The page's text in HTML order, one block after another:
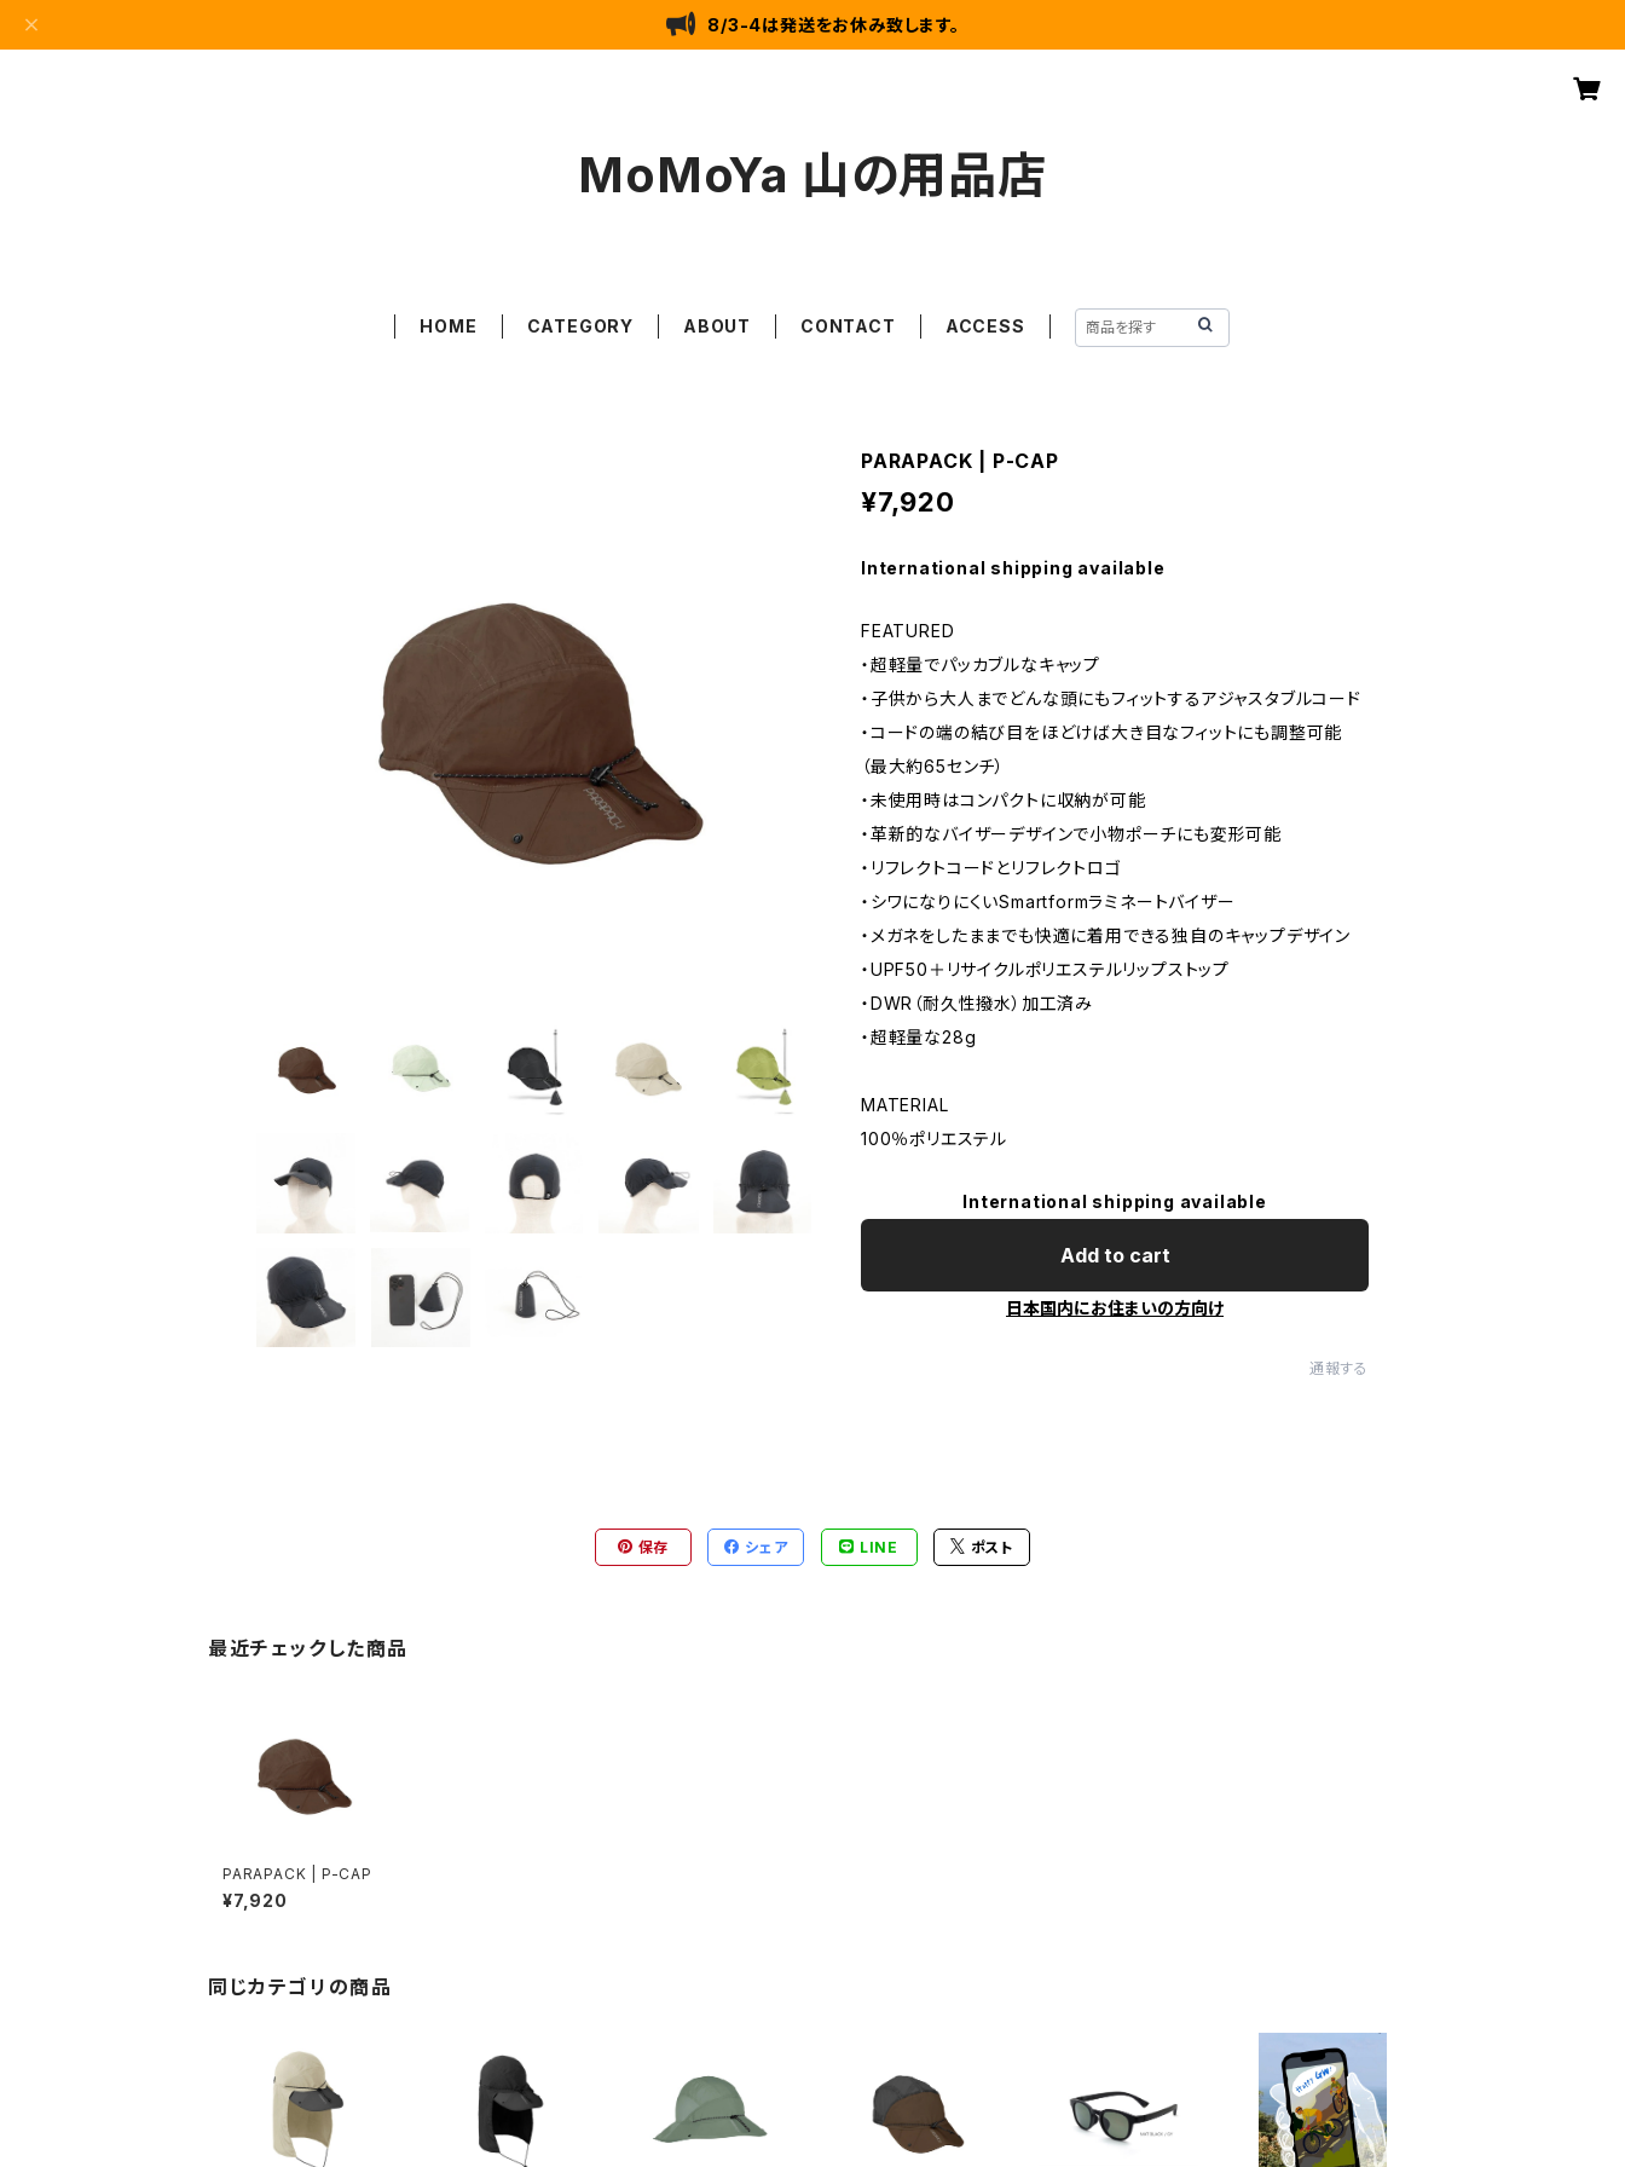
8/3-4は発送をお休み致します。
MoMoYa 山の用品店
HOME CATEGORY ABOUT CONTACT ACCESS
PARAPACK | P-CAP
¥7,920
International shipping available
FEATURED
・超軽量でパッカブルなキャップ
・子供から大人までどんな頭にもフィットするアジャスタブルコード
・コードの端の結び目をほどけば大き目なフィットにも調整可能
（最大約65センチ）
・未使用時はコンパクトに収納が可能
・革新的なバイザーデザインで小物ポーチにも変形可能
・リフレクトコードとリフレクトロゴ
・シワになりにくいSmartformラミネートバイザー
・メガネをしたままでも快適に着用できる独自のキャップデザイン
・UPF50＋リサイクルポリエステルリップストップ
・DWR（耐久性撥水）加工済み
・超軽量な28g
MATERIAL
100％ポリエステル
International shipping available
Add to cart
日本国内にお住まいの方向け
通報する
保存 シェア LINE ポスト
最近チェックした商品
PARAPACK | P-CAP
¥7,920
同じカテゴリの商品